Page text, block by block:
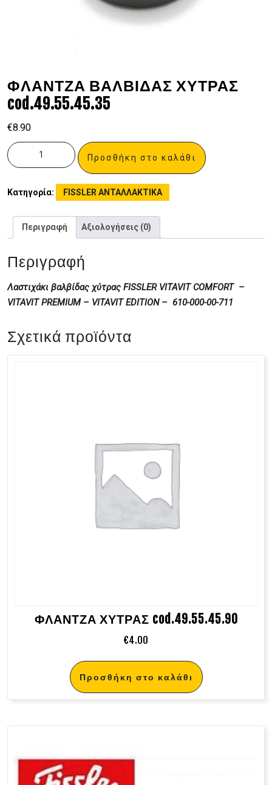
ΦΛΑΝΤΖΑ ΒΑΛΒΙΔΑΣ ΧΥΤΡΑΣ
cod.49.55.45.35
€8.90
Προσθήκη στο καλάθι
Κατηγορία: FISSLER ΑΝΤΑΛΛΑΚΤΙΚΑ
Περιγραφή Αξιολογήσεις (0)
Περιγραφή
Λαστιχάκι βαλβίδας χύτρας FISSLER VITAVIT COMFORT –
VITAVIT PREMIUM – VITAVIT EDITION – 610-000-00-711
Σχετικά προϊόντα
ΦΛΑΝΤΖΑ ΧΥΤΡΑΣ cod.49.55.45.90
€4.00
Προσθήκη στο καλάθι